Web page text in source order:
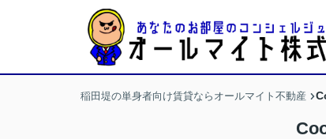
稲田堤の単身者向け賃貸ならオールマイト不動産